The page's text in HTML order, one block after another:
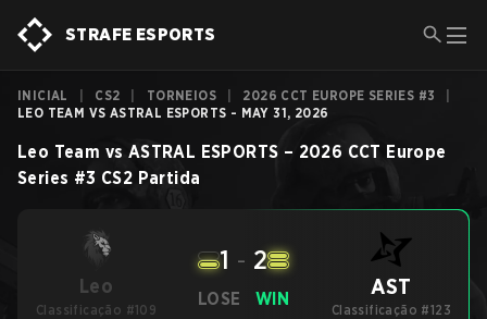
STRAFE ESPORTS
INICIAL CS2 TORNEIOS 2026 CCT EUROPE SERIES #3
LEO TEAM VS ASTRAL ESPORTS - MAY 31, 2026
Leo Team vs ASTRAL ESPORTS – 2026 CCT Europe
Series #3 CS2 Partida
Leo
Classificação #109
LOSE
1 - 2
WIN AST
Classificação #123